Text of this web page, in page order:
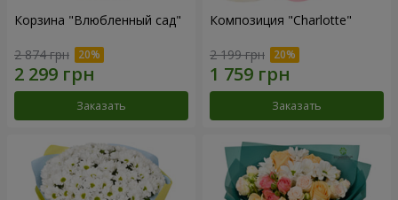
Корзина "Влюбленный сад"
2 874 грн
Заказать
Композиция "Charlotte"
2 199 грн
Заказать